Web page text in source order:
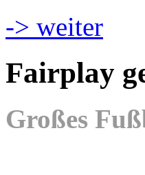
-> weiter
Fairplay
Großes